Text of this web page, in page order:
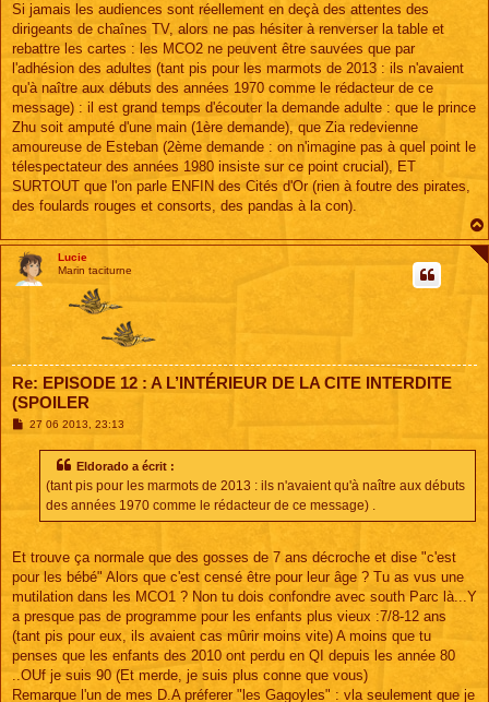
Si jamais les audiences sont réellement en deçà des attentes des
dirigeants de chaînes TV, alors ne pas hésiter à renverser la table et
rebattre les cartes : les MCO2 ne peuvent être sauvées que par
l'adhésion des adultes (tant pis pour les marmots de 2013 : ils n'avaient
qu'à naître aux débuts des années 1970 comme le rédacteur de ce
message) : il est grand temps d'écouter la demande adulte : que le prince
Zhu soit amputé d'une main (1ère demande), que Zia redevienne
amoureuse de Esteban (2ème demande : on n'imagine pas à quel point le
télespectateur des années 1980 insiste sur ce point crucial), ET
SURTOUT que l'on parle ENFIN des Cités d'Or (rien à foutre des pirates,
des foulards rouges et consorts, des pandas à la con).
Lucie
Marin taciturne
Re: EPISODE 12 : A L’INTÉRIEUR DE LA CITE INTERDITE
(SPOILER
M27 06 2013, 23:13
Eldorado a écrit :
(tant pis pour les marmots de 2013 : ils n'avaient qu'à naître aux débuts
des années 1970 comme le rédacteur de ce message) .
Et trouve ça normale que des gosses de 7 ans décroche et dise "c'est
pour les bébé" Alors que c'est censé être pour leur âge ? Tu as vus une
mutilation dans les MCO1 ? Non tu dois confondre avec south Parc là...Y
a presque pas de programme pour les enfants plus vieux :7/8-12 ans
(tant pis pour eux, ils avaient cas mûrir moins vite) A moins que tu
penses que les enfants des 2010 ont perdu en QI depuis les année 80
..OUf je suis 90 (Et merde, je suis plus conne que vous)
Remarque l'un de mes D.A préferer "les Gagoyles" : vla seulement que je